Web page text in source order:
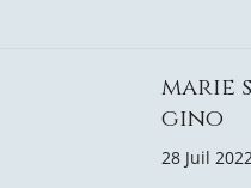
marie
gino
28 Juil